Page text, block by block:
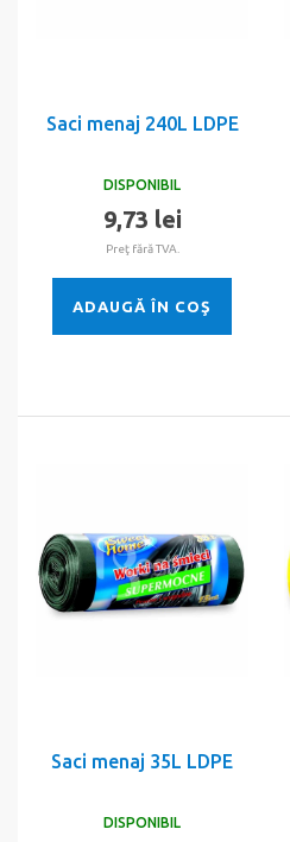
Saci menaj 240L LDPE
DISPONIBIL
9,73 lei
Preţ fără TVA.
ADAUGĂ ÎN COŞ
Saci menaj 35L LDPE
DISPONIBIL